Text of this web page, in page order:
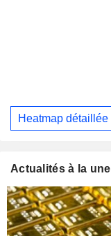
Heatmap détaillée
Actualités à la une